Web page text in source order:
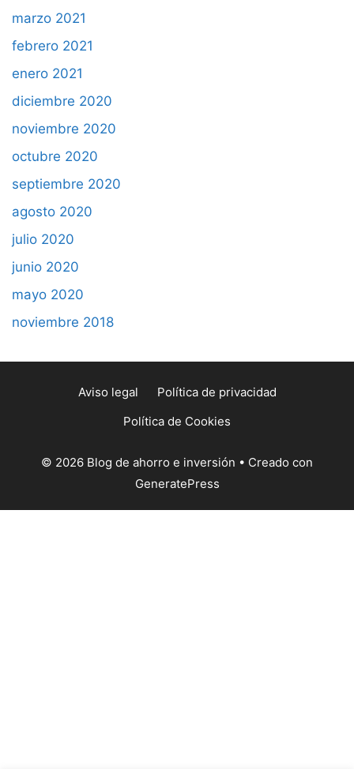
marzo 2021
febrero 2021
enero 2021
diciembre 2020
noviembre 2020
octubre 2020
septiembre 2020
agosto 2020
julio 2020
junio 2020
mayo 2020
noviembre 2018
Aviso legal
Política de privacidad
Política de Cookies
© 2026 Blog de ahorro e inversión • Creado con
GeneratePress